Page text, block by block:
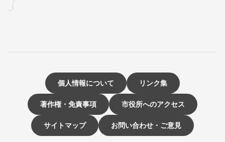
個人情報について リンク集
著作権・免責事項 市役所へのアクセス
サイトマップ お問い合わせ・ご意見